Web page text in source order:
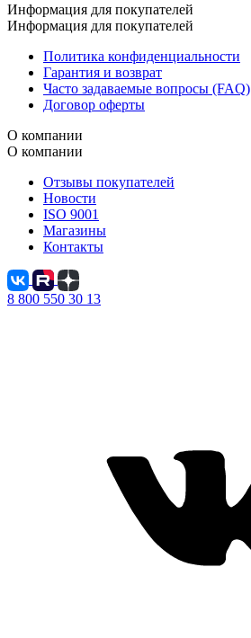
Информация для покупателей
Информация для покупателей
Политика конфиденциальности
Гарантия и возврат
Часто задаваемые вопросы (FAQ)
Договор оферты
О компании
О компании
Отзывы покупателей
Новости
ISO 9001
Магазины
Контакты
8 800 550 30 13